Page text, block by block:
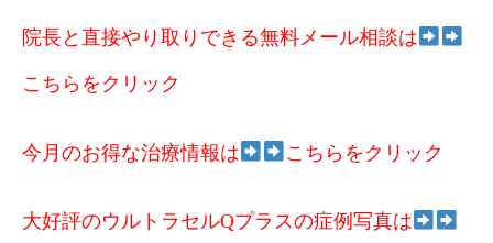
院長と直接やり取りできる無料メール相談は
こちらをクリック
今月のお得な治療情報は こちらをクリック
大好評のウルトラセルQプラスの症例写真は